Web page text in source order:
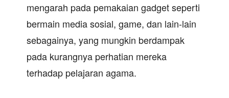
mengarah pada pemakaian gadget seperti
bermain media sosial, game, dan lain-lain
sebagainya, yang mungkin berdampak
pada kurangnya perhatian mereka
terhadap pelajaran agama.